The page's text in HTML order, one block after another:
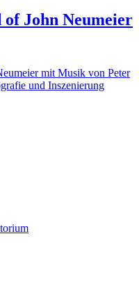
John Neumeier
mit Musik von Peter
und Inszenierung